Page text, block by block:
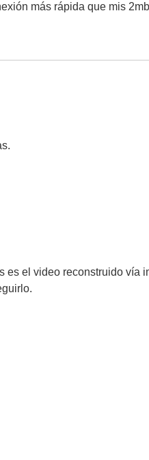
más rápida que mis
el video reconstruido vía